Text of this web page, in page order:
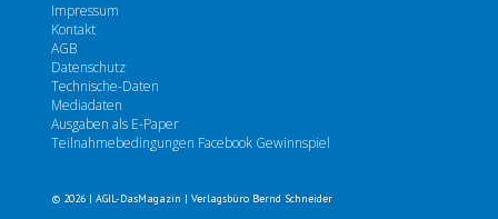
Impressum
Kontakt
AGB
Datenschutz
Technische-Daten
Mediadaten
Ausgaben als E-Paper
Teilnahmebedingungen Facebook Gewinnspiel
© 2026 | AGIL-DasMagazin | Verlagsbüro Bernd Schneider